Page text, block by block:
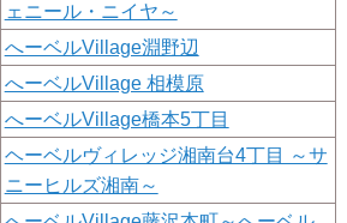
ェニール・ニイヤ～
へーベルVillage淵野辺
へーベルVillage 相模原
へーベルVillage橋本5丁目
ヘーベルヴィレッジ湘南台4丁目 ～サ
ニーヒルズ湘南～